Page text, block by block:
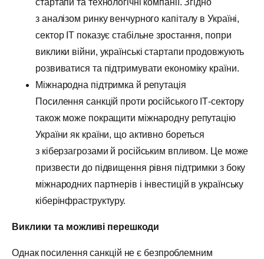
стартапи та технологічні компанії. Згідно
з аналізом ринку венчурного капіталу в Україні,
сектор IT показує стабільне зростання, попри
виклики війни, українські стартапи продовжують
розвиватися та підтримувати економіку країни.
Міжнародна підтримка й репутація
Посилення санкцій проти російського ІТ-сектору
також може покращити міжнародну репутацію
України як країни, що активно бореться
з кіберзагрозами й російським впливом. Це може
призвести до підвищення рівня підтримки з боку
міжнародних партнерів і інвестицій в українську
кіберінфраструктуру.
Виклики та можливі перешкоди
Однак посилення санкцій не є безпроблемним